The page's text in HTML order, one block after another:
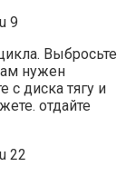
Выбросьте
нужен
с диска тягу и
отдайте